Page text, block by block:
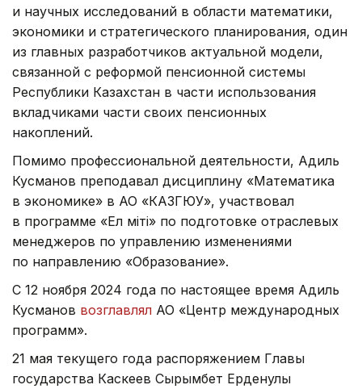
и научных исследований в области математики,
экономики и стратегического планирования, один
из главных разработчиков актуальной модели,
связанной с реформой пенсионной системы
Республики Казахстан в части использования
вкладчиками части своих пенсионных
накоплений.
Помимо профессиональной деятельности, Адиль
Кусманов преподавал дисциплину «Математика
в экономике» в АО «КАЗГЮУ», участвовал
в программе «Ел Үміті» по подготовке отраслевых
менеджеров по управлению изменениями
по направлению «Образование».
С 12 ноября 2024 года по настоящее время Адиль
Кусманов возглавлял АО «Центр международных
программ».
21 мая текущего года распоряжением Главы
государства Каскеев Сырымбет Ерденулы